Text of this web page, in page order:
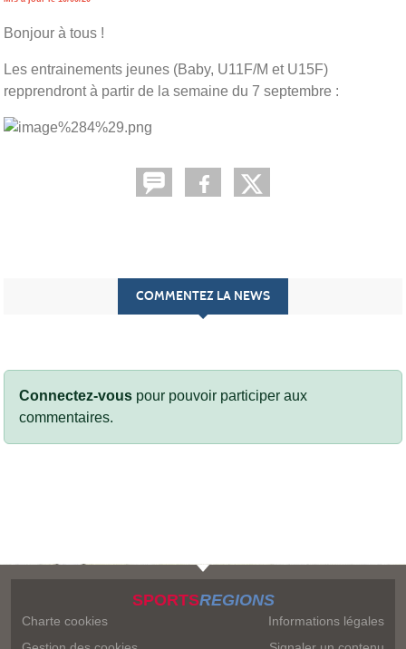
Bonjour à tous !
Les entrainements jeunes (Baby, U11F/M et U15F)
repprendront à partir de la semaine du 7 septembre :
COMMENTEZ LA NEWS
Connectez-vous pour pouvoir participer aux
commentaires.
SPORTSREGIONS
Charte cookies
Informations légales